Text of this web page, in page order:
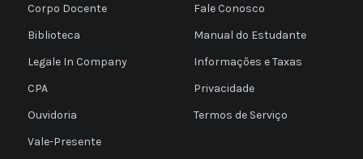
Corpo Docente
Biblioteca
Legale In Company
CPA
Ouvidoria
Vale-Presente
Fale Conosco
Manual do Estudante
Informações e Taxas
Privacidade
Termos de Serviço